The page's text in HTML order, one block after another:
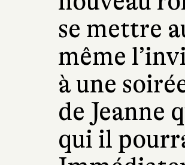
se mettre
même
à une
de Jeanne
qui il